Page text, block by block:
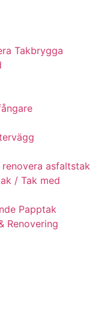
Takbrygga
asfaltstak
/ Tak med
Papptak
Renovering